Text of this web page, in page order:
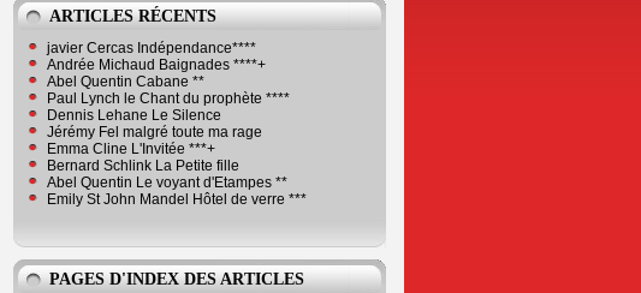
ARTICLES RÉCENTS
javier Cercas Indépendance****
Andrée Michaud Baignades ****+
Abel Quentin Cabane **
Paul Lynch le Chant du prophète ****
Dennis Lehane Le Silence
Jérémy Fel malgré toute ma rage
Emma Cline L'Invitée ***+
Bernard Schlink La Petite fille
Abel Quentin Le voyant d'Etampes **
Emily St John Mandel Hôtel de verre ***
PAGES D'INDEX DES ARTICLES